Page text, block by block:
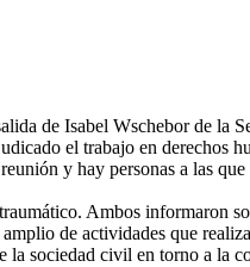
de Isabel Wschebor de la
el trabajo en derechos
y hay personas a las
Ambos informaron
de actividades que
la sociedad civil en torno a la